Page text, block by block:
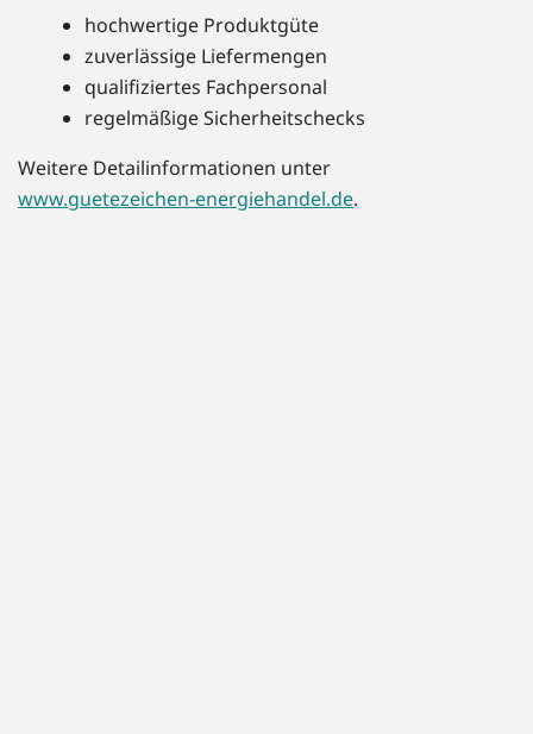
hochwertige Produktgüte
zuverlässige Liefermengen
qualifiziertes Fachpersonal
regelmäßige Sicherheitschecks
Weitere Detailinformationen unter
www.guetezeichen-energiehandel.de.